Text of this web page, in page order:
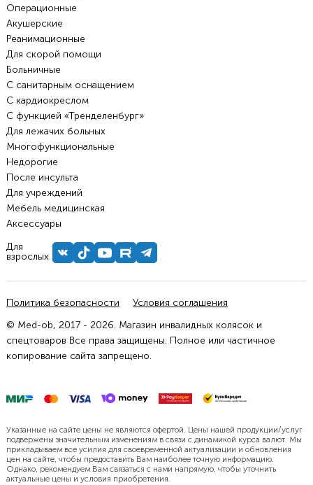
Операционные
Акушерские
Реанимационные
Для скорой помощи
Больничные
С санитарным оснащением
С кардиокреслом
С функцией «Тренделенбург»
Для лежачих больных
Многофункциональные
Недорогие
После инсульта
Для учреждений
Мебель медицинская
Аксессуары
Для
взрослых
Политика безопасности
Условия соглашения
© Med-ob, 2017 - 2026. Магазин инвалидных колясок и
спецтоваров Все права защищены. Полное или частичное
копирование сайта запрещено.
Указанные на сайте цены не являются офертой. Цены нашей продукции/услуг
подвержены значительным изменениям в связи с динамикой курса валют. Мы
прикладываем все усилия для своевременной актуализации и обновления
цен на сайте, чтобы предоставить Вам наиболее точную информацию.
Однако, рекомендуем Вам связаться с нами напрямую, чтобы уточнить
актуальные цены и условия приобретения.